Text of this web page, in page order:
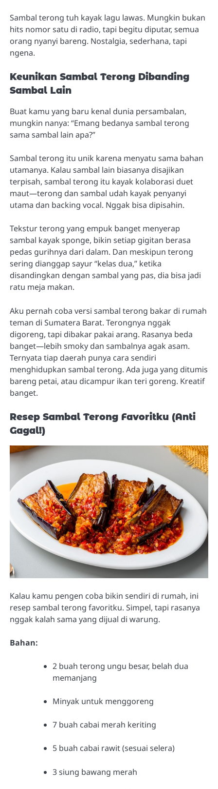
Sambal terong tuh kayak lagu lawas. Mungkin bukan
hits nomor satu di radio, tapi begitu diputar, semua
orang nyanyi bareng. Nostalgia, sederhana, tapi
ngena.
Keunikan Sambal Terong Dibanding
Sambal Lain
Buat kamu yang baru kenal dunia persambalan,
mungkin nanya: “Emang bedanya sambal terong
sama sambal lain apa?”
Sambal terong itu unik karena menyatu sama bahan
utamanya. Kalau sambal lain biasanya disajikan
terpisah, sambal terong itu kayak kolaborasi duet
maut—terong dan sambal udah kayak penyanyi
utama dan backing vocal. Nggak bisa dipisahin.
Tekstur terong yang empuk banget menyerap
sambal kayak sponge, bikin setiap gigitan berasa
pedas gurihnya dari dalam. Dan meskipun terong
sering dianggap sayur “kelas dua,” ketika
disandingkan dengan sambal yang pas, dia bisa jadi
ratu meja makan.
Aku pernah coba versi sambal terong bakar di rumah
teman di Sumatera Barat. Terongnya nggak
digoreng, tapi dibakar pakai arang. Rasanya beda
banget—lebih smoky dan sambalnya agak asam.
Ternyata tiap daerah punya cara sendiri
menghidupkan sambal terong. Ada juga yang ditumis
bareng petai, atau dicampur ikan teri goreng. Kreatif
banget.
Resep Sambal Terong Favoritku (Anti
Gagal!)
Kalau kamu pengen coba bikin sendiri di rumah, ini
resep sambal terong favoritku. Simpel, tapi rasanya
nggak kalah sama yang dijual di warung.
Bahan:
2 buah terong ungu besar, belah dua
memanjang
Minyak untuk menggoreng
7 buah cabai merah keriting
5 buah cabai rawit (sesuai selera)
3 siung bawang merah